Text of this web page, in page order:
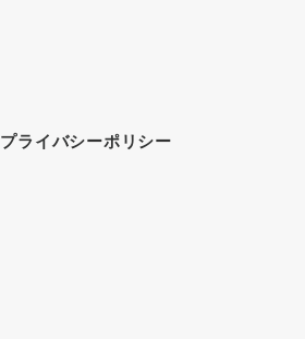
プライバシーポリシー